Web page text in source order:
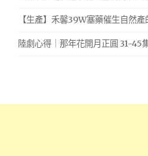
【生產】禾馨39W塞藥催生自然
陸劇心得｜那年花開月正圓 31-45